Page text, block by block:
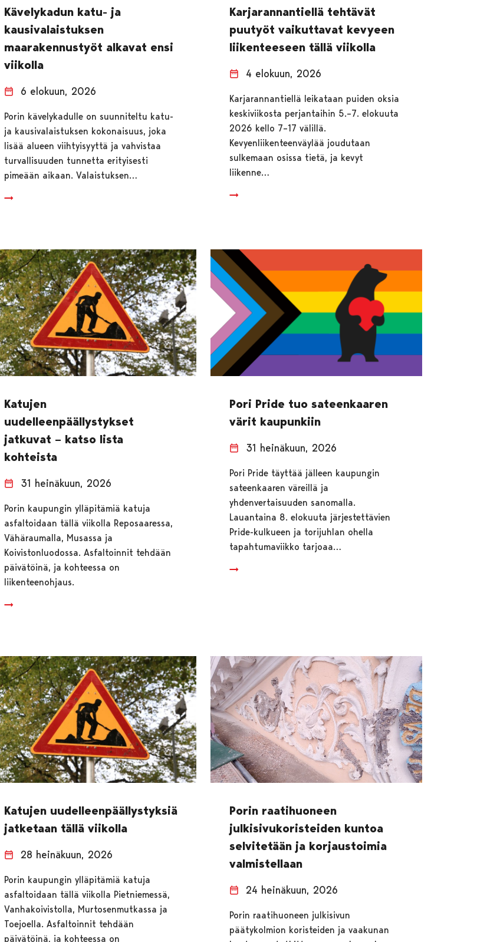
Kävelykadun katu- ja
kausivalaistuksen
maarakennustyöt alkavat ensi
viikolla
6 elokuun, 2026
Porin kävelykadulle on suunniteltu katu-
ja kausivalaistuksen kokonaisuus, joka
lisää alueen viihtyisyyttä ja vahvistaa
turvallisuuden tunnetta erityisesti
pimeään aikaan. Valaistuksen…
Karjarannantiellä tehtävät
puutyöt vaikuttavat kevyeen
liikenteeseen tällä viikolla
4 elokuun, 2026
Karjarannantiellä leikataan puiden oksia
keskiviikosta perjantaihin 5.–7. elokuuta
2026 kello 7–17 välillä.
Kevyenliikenteenväylää joudutaan
sulkemaan osissa tietä, ja kevyt
liikenne…
Katujen
uudelleenpäällystykset
jatkuvat – katso lista
kohteista
31 heinäkuun, 2026
Porin kaupungin ylläpitämiä katuja
asfaltoidaan tällä viikolla Reposaaressa,
Vähäraumalla, Musassa ja
Koivistonluodossa. Asfaltoinnit tehdään
päivätöinä, ja kohteessa on
liikenteenohjaus.
Pori Pride tuo sateenkaaren
värit kaupunkiin
31 heinäkuun, 2026
Pori Pride täyttää jälleen kaupungin
sateenkaaren väreillä ja
yhdenvertaisuuden sanomalla.
Lauantaina 8. elokuuta järjestettävien
Pride-kulkueen ja torijuhlan ohella
tapahtumaviikko tarjoaa…
Katujen uudelleenpäällystyksiä
jatketaan tällä viikolla
28 heinäkuun, 2026
Porin kaupungin ylläpitämiä katuja
asfaltoidaan tällä viikolla Pietniemessä,
Vanhakoivistolla, Murtosenmutkassa ja
Toejoella. Asfaltoinnit tehdään
päivätöinä, ja kohteessa on
Porin raatihuoneen
julkisivukoristeiden kuntoa
selvitetään ja korjaustoimia
valmistellaan
24 heinäkuun, 2026
Porin raatihuoneen julkisivun
päätykolmion koristeiden ja vaakunan